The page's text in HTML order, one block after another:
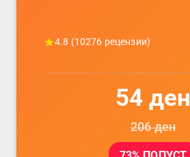
4.8 (10276 рецензии)
54 ден
206ден